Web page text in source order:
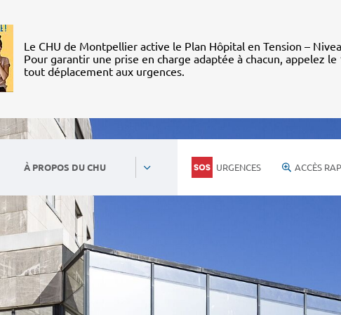
Le CHU de Montpellier active le Plan Hôpital en Tension –
Pour garantir une prise en charge adaptée à chacun, appelez le
tout déplacement aux urgences.
À PROPOS DU CHU URGENCES ACCÈS